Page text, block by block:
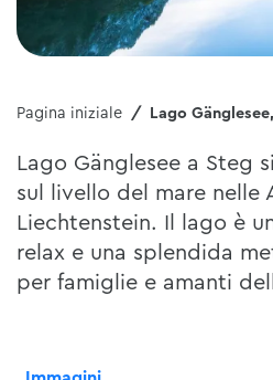
Pagina iniziale Lago
Lago Gänglesee a Steg
sul livello del mare nelle
Liechtenstein. Il lago è
relax e una splendida
per famiglie e amanti